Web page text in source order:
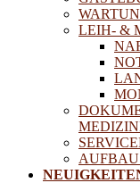
LEIH- &